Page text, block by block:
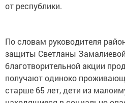
от республики.
По словам руководителя
защиты Светланы
благотворительной акции
получают одиноко
старше 65 лет, дети из